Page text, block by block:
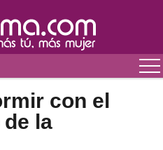
con el
la